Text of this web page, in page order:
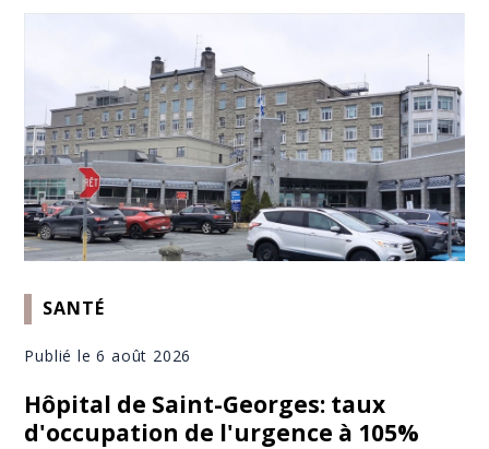
SANTÉ
Publié le 6 août 2026
Hôpital de Saint-Georges: taux
d'occupation de l'urgence à 105%